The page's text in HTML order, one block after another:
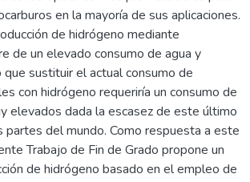
en la mayoría de sus aplicaciones.
de hidrógeno mediante
de un elevado consumo de agua y
sustituir el actual consumo de
con hidrógeno requeriría un consumo de
elevados dada la escasez de este último
partes del mundo. Como respuesta a este
Trabajo de Fin de Grado propone un
de hidrógeno basado en el empleo de